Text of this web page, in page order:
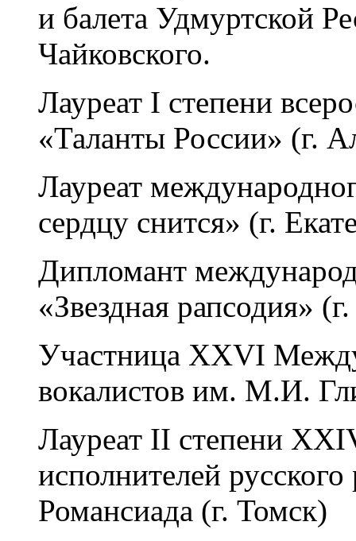
и балета Удмуртской
Чайковского.
Лауреат I степени
«Таланты России» (г.
Лауреат
сердцу снится» (г.
Дипломант
«Звездная рапсодия»
Участница XXVI
вокалистов им. М.И.
Лауреат II степени
исполнителей
Романсиада (г. Томск)